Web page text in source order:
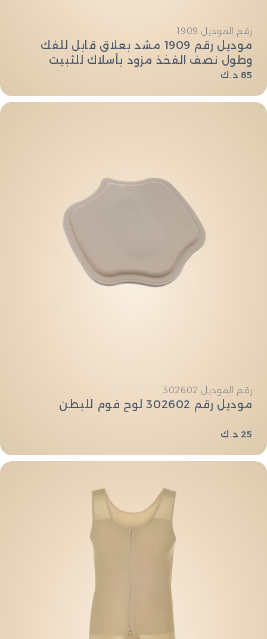
النوع:
رقم الموديل 1909
موديل رقم 1909 مشد بعلاق قابل للفك
وطول نصف الفخذ مزود بأسلاك للثبيت
بتصيم يرفع الارداف
السعر
85 د.ك
النوع:
رقم الموديل 302602
موديل رقم 302602 لوح فوم للبطن
السعر
25 د.ك